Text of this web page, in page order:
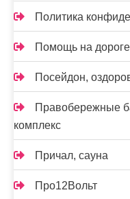
Политика
Помощь на
Посейдон,
Правобережные
комплекс
Причал, сауна
Про12Вольт